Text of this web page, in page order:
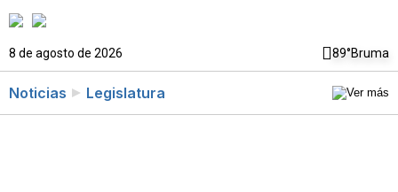
8 de agosto de 2026 89°Bruma
Noticias Legislatura